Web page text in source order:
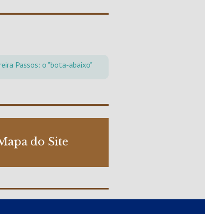
Passos: o "bota-abaixo"
do Site